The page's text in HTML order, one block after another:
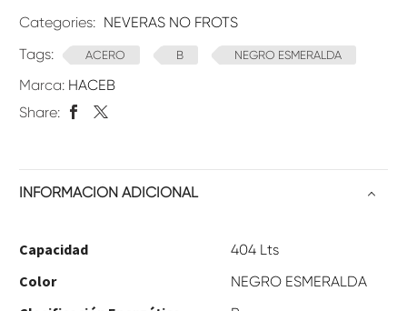
Categories: NEVERAS NO FROTS
Tags:
ACERO B NEGRO ESMERALDA
Marca: HACEB
Share:
INFORMACIÓN ADICIONAL
Capacidad 404 Lts
Color NEGRO ESMERALDA